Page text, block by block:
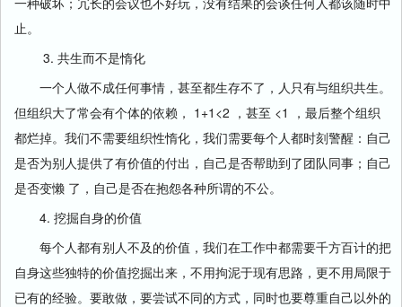
止。
3. 共生而不是惰化
一个人做不成任何事情，甚至都生存不了，人只有与组织共生。
但组织大了常会有个体的依赖， 1+1<2 ，甚至 <1 ，最后整个组织
都烂掉。我们不需要组织性惰化，我们需要每个人都时刻警醒：自己
是否为别人提供了有价值的付出，自己是否帮助到了团队同事；自己
是否变懒 了，自己是否在抱怨各种所谓的不公。
4. 挖掘自身的价值
每个人都有别人不及的价值，我们在工作中都需要千方百计的把
自身这些独特的价值挖掘出来，不用拘泥于现有思路，更不用局限于
已有的经验。要敢做，要尝试不同的方式，同时也要尊重自己以外的